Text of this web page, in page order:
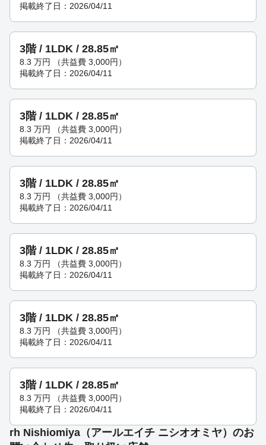
掲載終了日：2026/04/11
3階 / 1LDK / 28.85㎡
8.3 万円 （共益費 3,000円）
掲載終了日：2026/04/11
3階 / 1LDK / 28.85㎡
8.3 万円 （共益費 3,000円）
掲載終了日：2026/04/11
3階 / 1LDK / 28.85㎡
8.3 万円 （共益費 3,000円）
掲載終了日：2026/04/11
3階 / 1LDK / 28.85㎡
8.3 万円 （共益費 3,000円）
掲載終了日：2026/04/11
3階 / 1LDK / 28.85㎡
8.3 万円 （共益費 3,000円）
掲載終了日：2026/04/11
3階 / 1LDK / 28.85㎡
8.3 万円 （共益費 3,000円）
掲載終了日：2026/04/11
rh Nishiomiya（アールエイチ ニシオオミヤ）のお